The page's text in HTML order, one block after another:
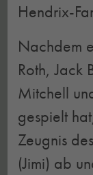
Hendrix-
Nachdem
Roth, Jack
Mitchell
gespielt
Zeugnis
(Jimi) ab